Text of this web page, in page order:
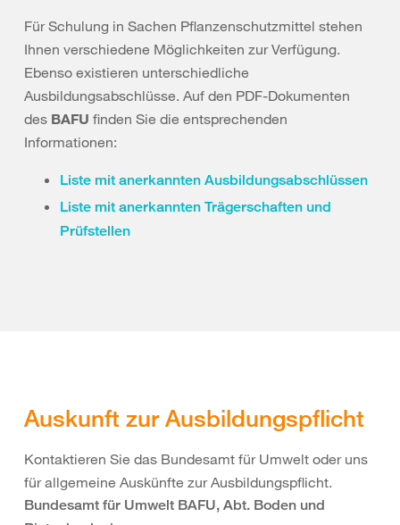
Für Schulung in Sachen Pflanzenschutzmittel stehen
Ihnen verschiedene Möglichkeiten zur Verfügung.
Ebenso existieren unterschiedliche
Ausbildungsabschlüsse. Auf den PDF-Dokumenten
des BAFU finden Sie die entsprechenden
Informationen:
Liste mit anerkannten Ausbildungsabschlüssen
Liste mit anerkannten Trägerschaften und
Prüfstellen
Auskunft zur Ausbildungspflicht
Kontaktieren Sie das Bundesamt für Umwelt oder uns
für allgemeine Auskünfte zur Ausbildungspflicht.
Bundesamt für Umwelt BAFU, Abt. Boden und